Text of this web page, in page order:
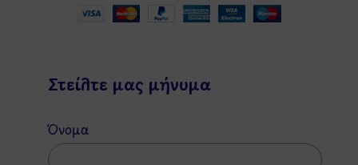
Στείλτε μας μήνυμα
Όνομα